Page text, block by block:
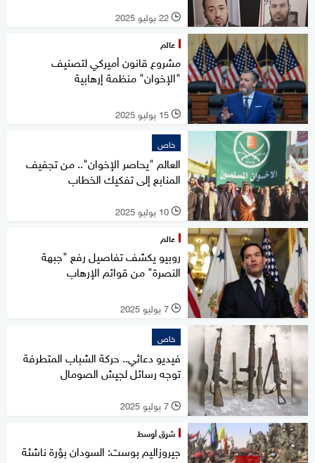
l 22 يوليو 2025
عالم
مشروع قانون أميركي لتصنيف
"الإخوان" منظمة إرهابية
l 15 يوليو 2025
خاص
العالم "يحاصر الإخوان".. من تجفيف
المنابع إلى تفكيك الخطاب
l 10 يوليو 2025
عالم
روبيو يكشف تفاصيل رفع "جبهة
النصرة" من قوائم الإرهاب
l 7 يوليو 2025
خاص
فيديو دعائي.. حركة الشباب المتطرفة
توجه رسائل لجيش الصومال
l 7 يوليو 2025
شرق أوسط
جيروزاليم بوست: السودان بؤرة ناشئة